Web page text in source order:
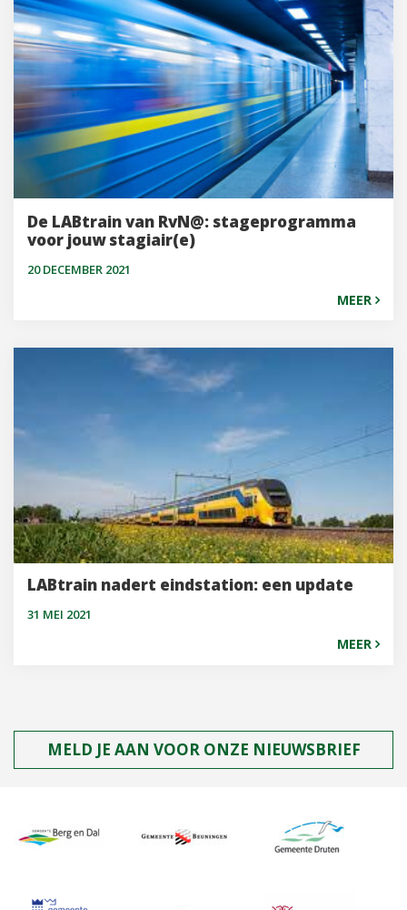
De LABtrain van RvN@: stageprogramma
voor jouw stagiair(e)
20 DECEMBER 2021
MEER
LABtrain nadert eindstation: een update
31 MEI 2021
MEER
MELD JE AAN VOOR ONZE NIEUWSBRIEF